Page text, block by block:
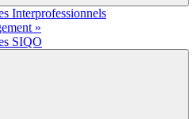
Interprofessionnels
»
SIQO